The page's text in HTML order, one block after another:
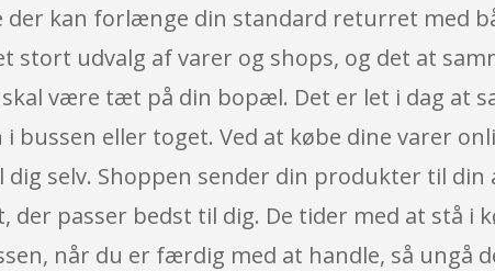
der kan forlænge din standard returret med
stort udvalg af varer og shops, og det at
være tæt på din bopæl. Det er let i dag at
bussen eller toget. Ved at købe dine varer
dig selv. Shoppen sender din produkter til
der passer bedst til dig. De tider med at stå i
når du er færdig med at handle, så ungå